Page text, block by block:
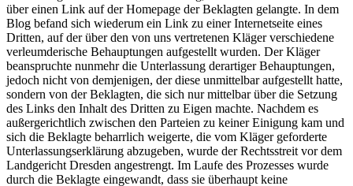
über einen Link auf der Homepage der Beklagten gelangte. In dem
Blog befand sich wiederum ein Link zu einer Internetseite eines
Dritten, auf der über den von uns vertretenen Kläger verschiedene
verleumderische Behauptungen aufgestellt wurden. Der Kläger
beanspruchte nunmehr die Unterlassung derartiger Behauptungen,
jedoch nicht von demjenigen, der diese unmittelbar aufgestellt hatte,
sondern von der Beklagten, die sich nur mittelbar über die Setzung
des Links den Inhalt des Dritten zu Eigen machte. Nachdem es
außergerichtlich zwischen den Parteien zu keiner Einigung kam und
sich die Beklagte beharrlich weigerte, die vom Kläger geforderte
Unterlassungserklärung abzugeben, wurde der Rechtsstreit vor dem
Landgericht Dresden angestrengt. Im Laufe des Prozesses wurde
durch die Beklagte eingewandt, dass sie überhaupt keine